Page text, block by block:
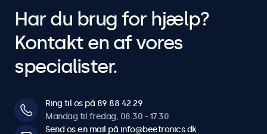
Har du brug for hjælp?
Kontakt en af vores
specialister.
Ring til os på 89 88 42 29
Mandag til fredag, 08:30 - 17:30
Send os en mail på info@beetronics.dk